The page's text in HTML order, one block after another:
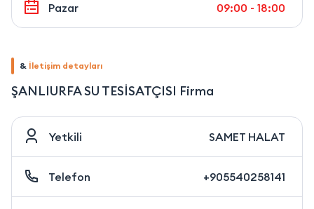
Pazar 09:00 - 18:00
& İletişim detayları
ŞANLIURFA SU TESİSATÇISI Firma
Yetkili SAMET HALAT
Telefon +905540258141